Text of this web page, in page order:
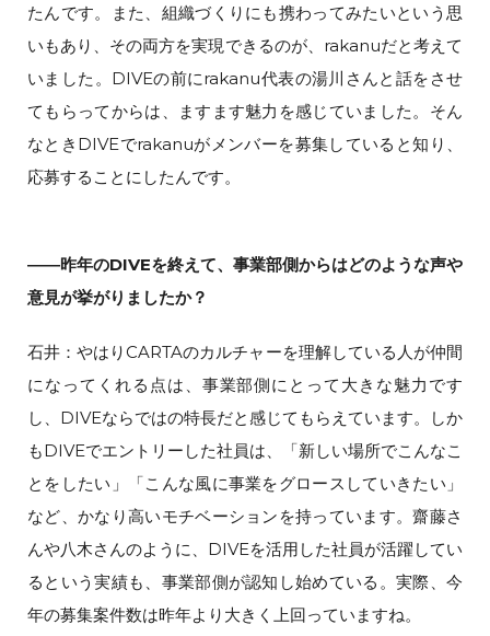
たんです。また、組織づくりにも携わってみたいという思
いもあり、その両方を実現できるのが、rakanuだと考えて
いました。DIVEの前にrakanu代表の湯川さんと話をさせ
てもらってからは、ますます魅力を感じていました。そん
なときDIVEでrakanuがメンバーを募集していると知り、
応募することにしたんです。
――昨年のDIVEを終えて、事業部側からはどのような声や
意見が挙がりましたか？
石井：やはりCARTAのカルチャーを理解している人が仲間
になってくれる点は、事業部側にとって大きな魅力です
し、DIVEならではの特長だと感じてもらえています。しか
もDIVEでエントリーした社員は、「新しい場所でこんなこ
とをしたい」「こんな風に事業をグロースしていきたい」
など、かなり高いモチベーションを持っています。齋藤さ
んや八木さんのように、DIVEを活用した社員が活躍してい
るという実績も、事業部側が認知し始めている。実際、今
年の募集案件数は昨年より大きく上回っていますね。